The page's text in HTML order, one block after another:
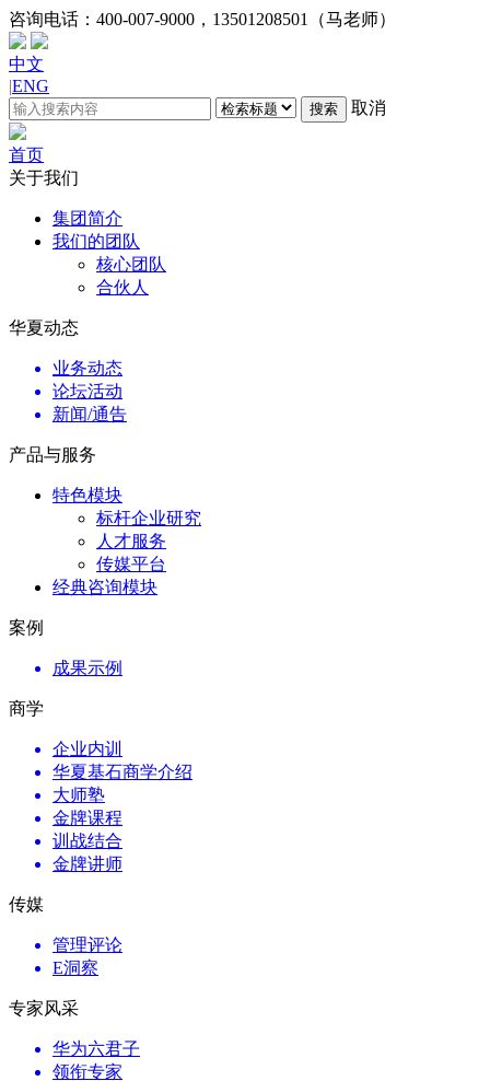
咨询电话： 400-007-9000，13501208501（马老师）
中文
|ENG
搜索 取消
首页
关于我们
集团简介
我们的团队
核心团队
合伙人
华夏动态
业务动态
论坛活动
新闻/通告
产品与服务
特色模块
标杆企业研究
人才服务
传媒平台
经典咨询模块
案例
成果示例
商学
企业内训
华夏基石商学介绍
大师塾
金牌课程
训战结合
金牌讲师
传媒
管理评论
E洞察
专家风采
华为六君子
领衔专家